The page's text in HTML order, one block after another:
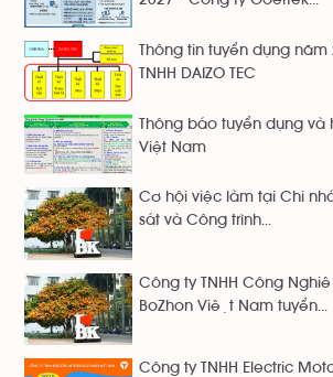
Thông tin tuyển dụng
TNHH DAIZO TEC
Thông báo tuyển dụng và
Việt Nam
Cơ hội việc làm tại Chi
sát và Công trình...
Công ty TNHH Công
BoZhon Việt Nam tuyển...
Công ty TNHH Electric